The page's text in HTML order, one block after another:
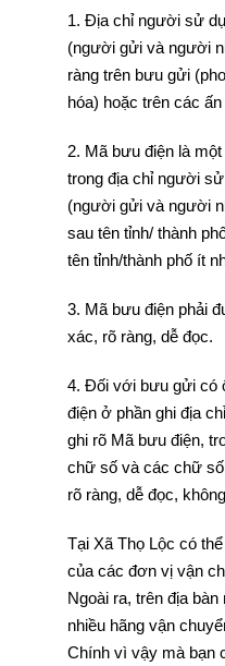
1. Địa chỉ người sử
(người gửi và người
ràng trên bưu gửi
hóa) hoặc trên các
2. Mã bưu điện là
trong địa chỉ người
(người gửi và người
sau tên tỉnh/ thành
tên tỉnh/thành phố ít
3. Mã bưu điện phải
xác, rõ ràng, dễ đọc.
4. Đối với bưu gửi có
điện ở phần ghi địa
ghi rõ Mã bưu điện,
chữ số và các chữ
rõ ràng, dễ đọc,
Tại Xã Thọ Lộc có
của các đơn vị vận
Ngoài ra, trên địa
nhiều hãng vận
Chính vì vậy mà bạn